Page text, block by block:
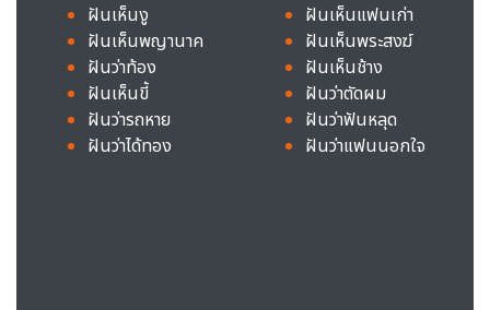
ฝันเห็นงู
ฝันเห็นพญานาค
ฝันว่าท้อง
ฝันเห็นขี้
ฝันว่ารถหาย
ฝันว่าได้ทอง
ฝันเห็นแฟนเก่า
ฝันเห็นพระสงฆ์
ฝันเห็นช้าง
ฝันว่าตัดผม
ฝันว่าฟันหลุด
ฝันว่าแฟนนอกใจ